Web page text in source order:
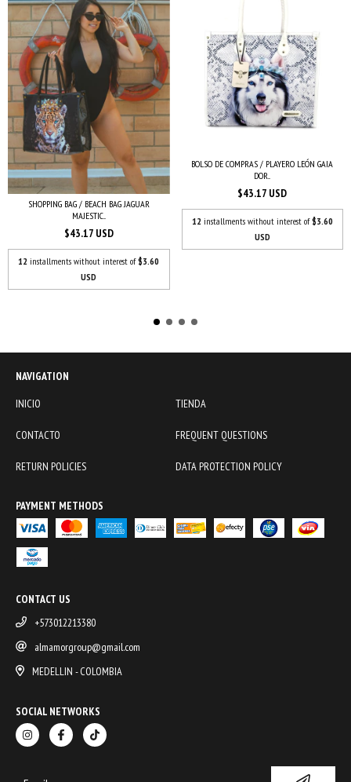
SHOPPING BAG / BEACH BAG JAGUAR
MAJESTIC...
$43.17 USD
12 installments without interest of$3.60
USD
BOLSO DE COMPRAS / PLAYERO LEÓN GAIA
DOR...
$43.17 USD
12 installments without interest of$3.60
USD
NAVIGATION
INICIO
TIENDA
CONTACTO FREQUENT QUESTIONS
RETURN POLICIES DATA PROTECTION POLICY
PAYMENT METHODS
CONTACT US
+573012213380
almamorgroup@gmail.com
MEDELLIN - COLOMBIA
SOCIAL NETWORKS